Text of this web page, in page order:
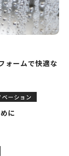
ォームで快適な
ベーション
に